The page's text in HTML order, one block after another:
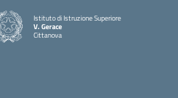
Istituto di Istruzione Superiore
V. Gerace
Cittanova